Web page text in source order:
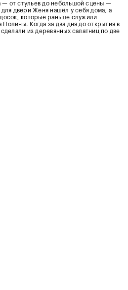
— от стульев до небольшой сцены —
для двери Женя нашёл у себя дома, а
которые раньше служили
Когда за два дня до открытия в
из деревянных салатниц по две